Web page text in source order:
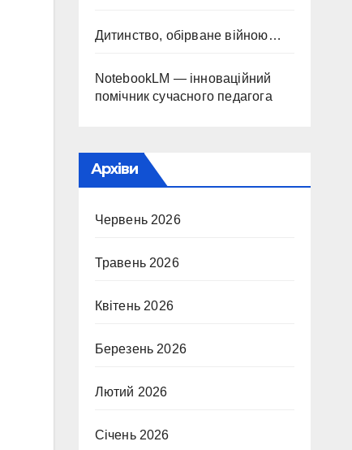
Дитинство, обірване війною…
NotebookLM — інноваційний
помічник сучасного педагога
Архіви
Червень 2026
Травень 2026
Квітень 2026
Березень 2026
Лютий 2026
Січень 2026